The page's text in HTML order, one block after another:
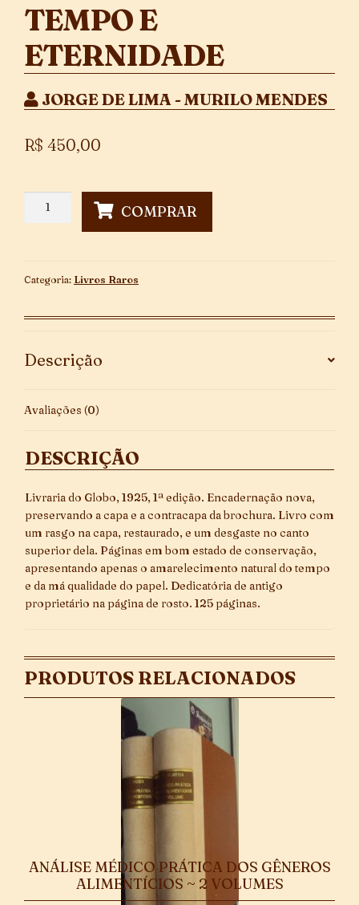
TEMPO E
ETERNIDADE
JORGE DE LIMA - MURILO MENDES
R$ 450,00
Tempo
COMPRAR
Categoria: Livros Raros
Descrição
Avaliações (0)
DESCRIÇÃO
Livraria do Globo, 1925, 1ª edição. Encadernação nova,
preservando a capa e a contracapa da brochura. Livro com
um rasgo na capa, restaurado, e um desgaste no canto
superior dela. Páginas em bom estado de conservação,
apresentando apenas o amarelecimento natural do tempo
e da má qualidade do papel. Dedicatória de antigo
proprietário na página de rosto. 125 páginas.
PRODUTOS RELACIONADOS
ANÁLISE MÉDICO PRÁTICA DOS GÊNEROS
ALIMENTÍCIOS ~ 2 VOLUMES